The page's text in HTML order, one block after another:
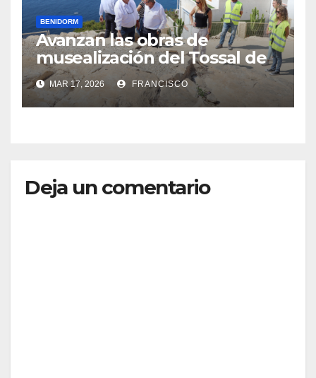
BENIDORM
Avanzan las obras de
musealización del Tossal de
La Cala, que han permitido
excavar nuevas zonas
MAR 17, 2026 FRANCISCO
Deja un comentario